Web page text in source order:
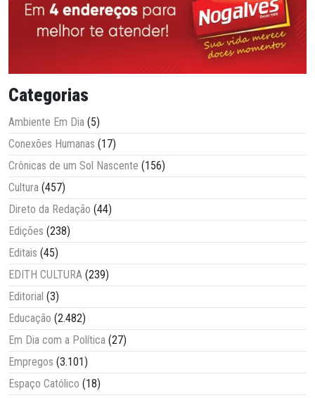
Categorias
Ambiente Em Dia (5)
Conexões Humanas (17)
Crônicas de um Sol Nascente (156)
Cultura (457)
Direto da Redação (44)
Edições (238)
Editais (45)
EDITH CULTURA (239)
Editorial (3)
Educação (2.482)
Em Dia com a Política (27)
Empregos (3.101)
Espaço Católico (18)